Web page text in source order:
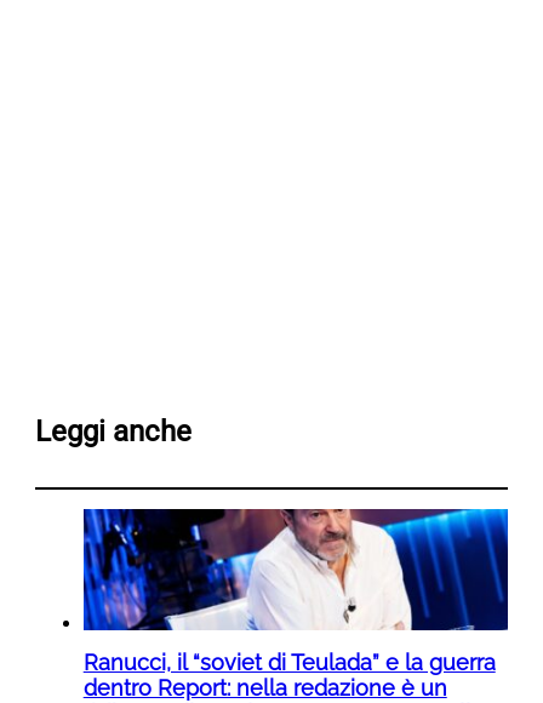
Leggi anche
Ranucci, il “soviet di Teulada” e la guerra
dentro Report: nella redazione è un